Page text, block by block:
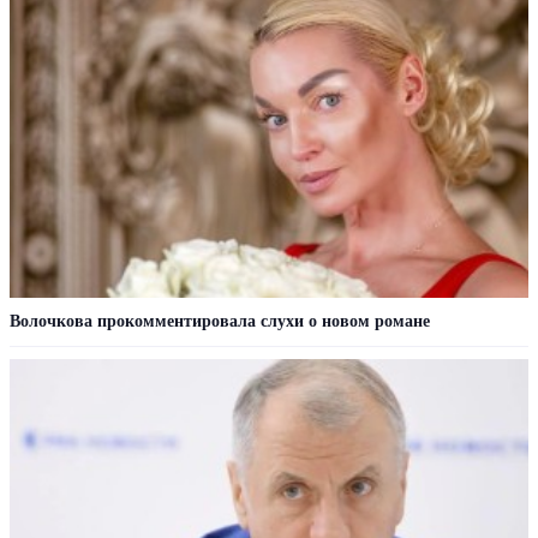
Волочкова прокомментировала слухи о новом романе